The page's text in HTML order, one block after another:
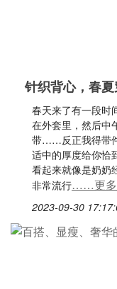
针织背心，春
春天来了有一段时
在外套里，然后中
带……反正我得带
适中的厚度给你恰
看起来就像是奶奶
非常流行……更多
2023-09-30